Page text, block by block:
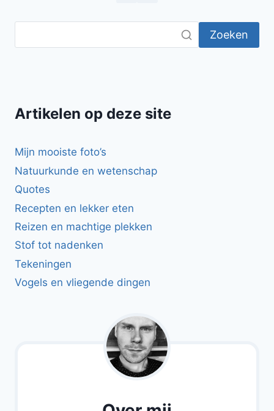
Zoeken
Artikelen op deze site
Mijn mooiste foto’s
Natuurkunde en wetenschap
Quotes
Recepten en lekker eten
Reizen en machtige plekken
Stof tot nadenken
Tekeningen
Vogels en vliegende dingen